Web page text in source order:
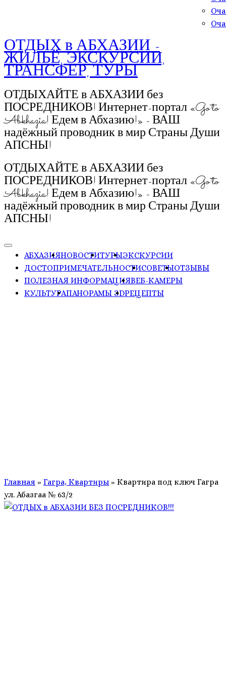
ОТДЫХ в АБХАЗИИ -
ЖИЛЬЁ, ЭКСКУРСИИ,
ТРАНСФЕР, ТУРЫ
ОТДЫХАЙТЕ в АБХАЗИИ без
ПОСРЕДНИКОВ! Интернет-портал «Go to
Abkhazia! Едем в Абхазию!» - ВАШ
надёжный проводник в мир Страны Души
АПСНЫ!
ОТДЫХАЙТЕ в АБХАЗИИ без
ПОСРЕДНИКОВ! Интернет-портал «Go to
Abkhazia! Едем в Абхазию!» - ВАШ
надёжный проводник в мир Страны Души
АПСНЫ!
АБХАЗИЯНОВОСТИТУРЫЭКСКУРСИИ
ДОСТОПРИМЕЧАТЕЛЬНОСТИСОВЕТЫОТЗЫВЫ
ПОЛЕЗНАЯ ИНФОРМАЦИЯВЕБ-КАМЕРЫ
КУЛЬТУРАПАНОРАМЫ ЗDРЕЦЕПТЫ
Главная » Гагра, Квартиры » Квартира под ключ Гагра
ул. Абазгаа № 63/2